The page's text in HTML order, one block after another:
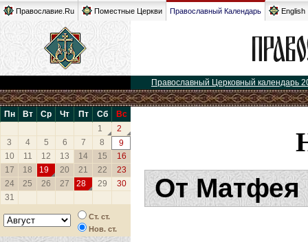
Православие.Ru Поместные Церкви Православный Календарь English
Православный Церковный календарь
Пн Вт Ср Чт Пт Сб
Вс
1
2
3
4 5 6 7 8
9
10
11 12 13 14 15
16
17
18 19 20 21 22
23
24
25 26 27 28 29
30
31
Ст. ст.
Нов. ст.
От Матфея